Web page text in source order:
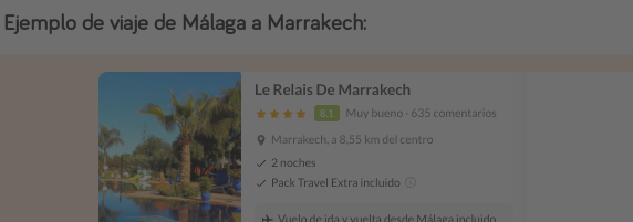
Ejemplo de viaje de Málaga a Marrakech: